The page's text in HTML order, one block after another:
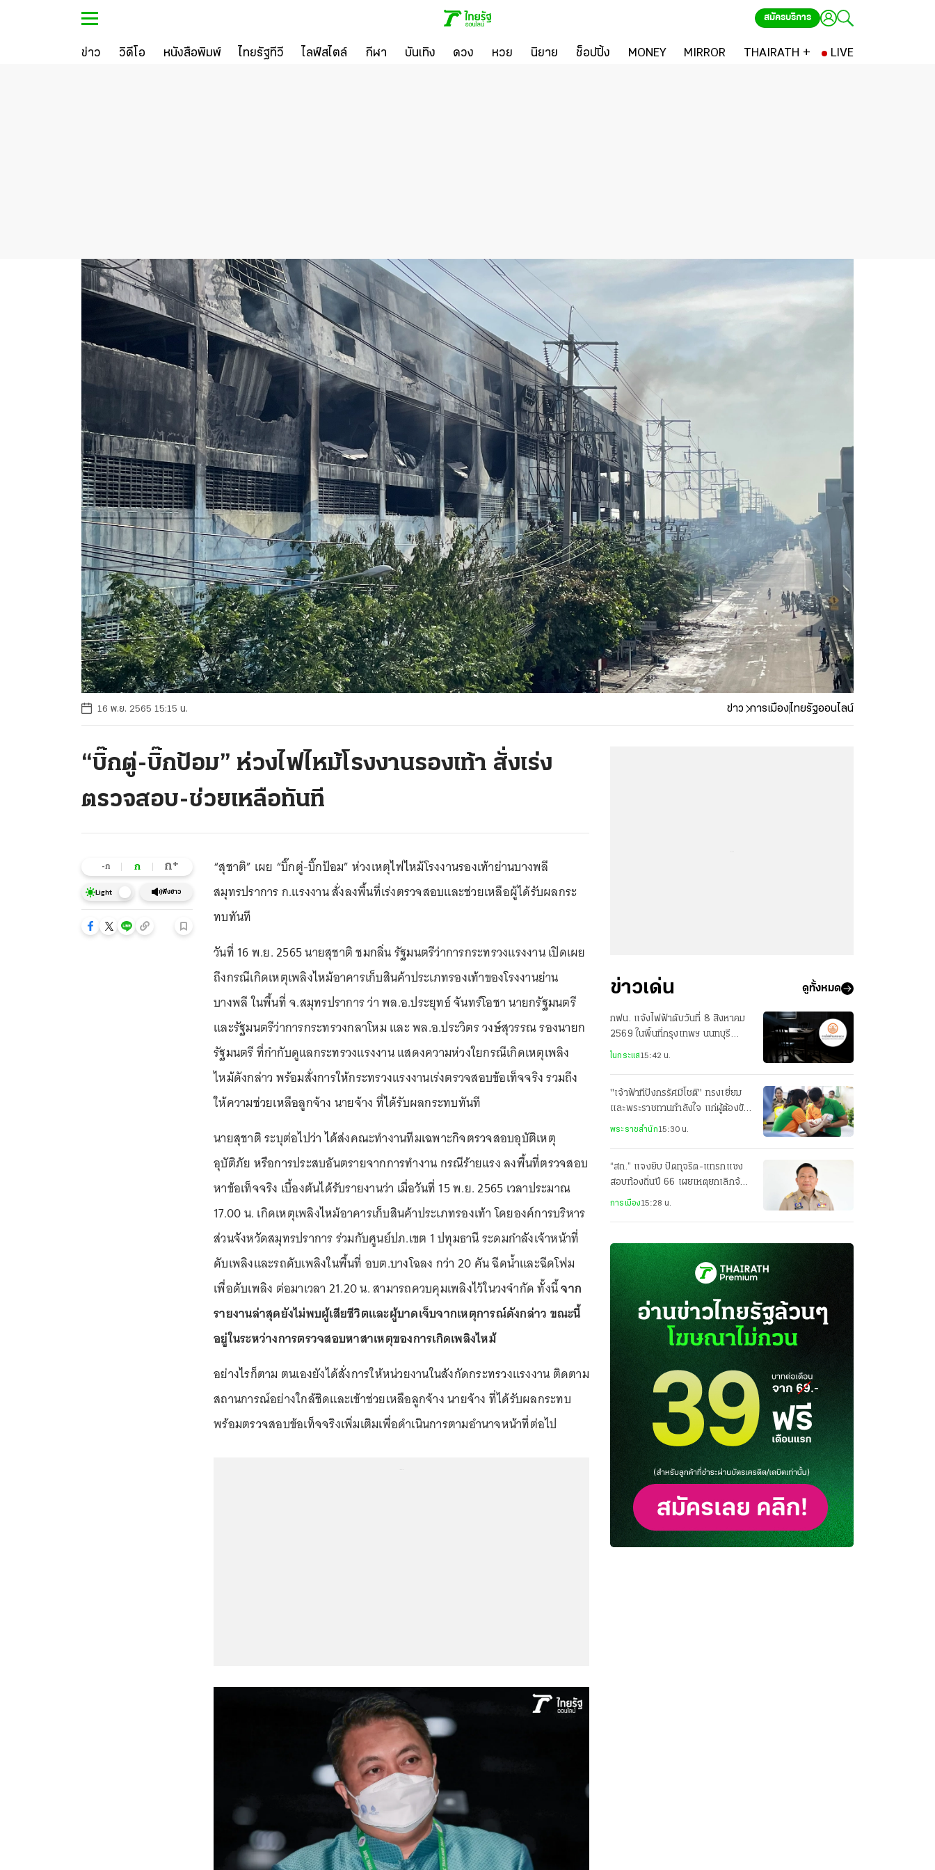
สมัครบริการ
ข่าว วิดีโอ หนังสือพิมพ์ ไทยรัฐทีวี ไลฟ์สไตล์ กีฬา บันเทิง ดวง หวย นิยาย ช็อปปิ้ง MONEY MIRROR THAIRATH + LIVE
16 พ.ย. 2565 15:15 น. ข่าว การเมืองไทยรัฐออนไลน์
“บิ๊กตู่-บิ๊กป้อม” ห่วงไฟไหม้โรงงานรองเท้า สั่งเร่ง
ตรวจสอบ-ช่วยเหลือทันที
-ก ก ก+
Light ฟังข่าว
“สุชาติ” เผย “บิ๊กตู่-บิ๊กป้อม” ห่วงเหตุไฟไหม้โรงงานรองเท้าย่านบางพลี
สมุทรปราการ ก.แรงงาน สั่งลงพื้นที่เร่งตรวจสอบและช่วยเหลือผู้ได้รับผลกระ
ทบทันที
วันที่ 16 พ.ย. 2565 นายสุชาติ ชมกลิ่น รัฐมนตรีว่าการกระทรวงแรงงาน เปิดเผย
ถึงกรณีเกิดเหตุเพลิงไหม้อาคารเก็บสินค้าประเภทรองเท้าของโรงงานย่าน
บางพลี ในพื้นที่ จ.สมุทรปราการ ว่า พล.อ.ประยุทธ์ จันทร์โอชา นายกรัฐมนตรี
และรัฐมนตรีว่าการกระทรวงกลาโหม และ พล.อ.ประวิตร วงษ์สุวรรณ รองนายก
รัฐมนตรี ที่กำกับดูแลกระทรวงแรงงาน แสดงความห่วงใยกรณีเกิดเหตุเพลิง
ไหม้ดังกล่าว พร้อมสั่งการให้กระทรวงแรงงานเร่งตรวจสอบข้อเท็จจริง รวมถึง
ให้ความช่วยเหลือลูกจ้าง นายจ้าง ที่ได้รับผลกระทบทันที
นายสุชาติ ระบุต่อไปว่า ได้ส่งคณะทำงานทีมเฉพาะกิจตรวจสอบอุบัติเหตุ
อุบัติภัย หรือการประสบอันตรายจากการทำงาน กรณีร้ายแรง ลงพื้นที่ตรวจสอบ
หาข้อเท็จจริง เบื้องต้นได้รับรายงานว่า เมื่อวันที่ 15 พ.ย. 2565 เวลาประมาณ
17.00 น. เกิดเหตุเพลิงไหม้อาคารเก็บสินค้าประเภทรองเท้า โดยองค์การบริหาร
ส่วนจังหวัดสมุทรปราการ ร่วมกับศูนย์ปภ.เขต 1 ปทุมธานี ระดมกำลังเจ้าหน้าที่
ดับเพลิงและรถดับเพลิงในพื้นที่ อบต.บางโฉลง กว่า 20 คัน ฉีดน้ำและฉีดโฟม
เพื่อดับเพลิง ต่อมาเวลา 21.20 น. สามารถควบคุมเพลิงไว้ในวงจำกัด ทั้งนี้จาก
รายงานล่าสุดยังไม่พบผู้เสียชีวิตและผู้บาดเจ็บจากเหตุการณ์ดังกล่าว ขณะนี้
อยู่ในระหว่างการตรวจสอบหาสาเหตุของการเกิดเพลิงไหม้
อย่างไรก็ตาม ตนเองยังได้สั่งการให้หน่วยงานในสังกัดกระทรวงแรงงาน ติดตาม
สถานการณ์อย่างใกล้ชิดและเข้าช่วยเหลือลูกจ้าง นายจ้าง ที่ได้รับผลกระทบ
พร้อมตรวจสอบข้อเท็จจริงเพิ่มเติมเพื่อดำเนินการตามอำนาจหน้าที่ต่อไป
ข่าวเด่น ดูทั้งหมด
กฟน. แจ้งไฟฟ้าดับวันที่ 8 สิงหาคม
2569 ในพื้นที่กรุงเทพฯ นนทบุรี
สมุทรปราการ
ในกระแส15:42 น.
"เจ้าฟ้าทีปังกรรัศมีโชติ" ทรงเยี่ยม
และพระราชทานกำลังใจ แก่ผู้ต้องขัง
ทัณฑสถานเชียงใหม่
พระราชสำนัก15:30 น.
“สถ.” แจงยิบ ปัดทุจริต-แทรกแซง
สอบท้องถิ่นปี 66 เผยเหตุยกเลิกจ้าง
ม.บูรพา หวั่นรัฐเสียหาย
การเมือง15:28 น.